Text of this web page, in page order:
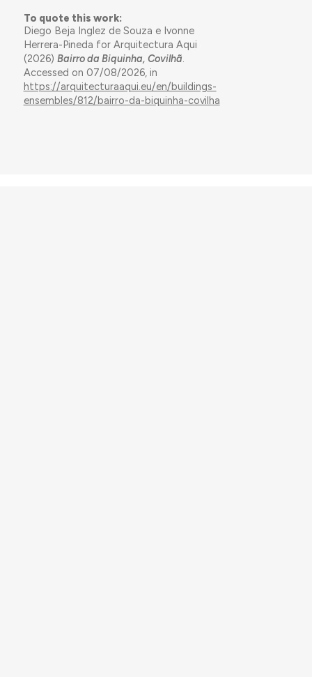
To quote this work:
Diego Beja Inglez de Souza e Ivonne
Herrera-Pineda for Arquitectura Aqui
(2026) Bairro da Biquinha, Covilhã.
Accessed on 07/08/2026, in
https://arquitecturaaqui.eu/en/buildings-
ensembles/812/bairro-da-biquinha-covilha